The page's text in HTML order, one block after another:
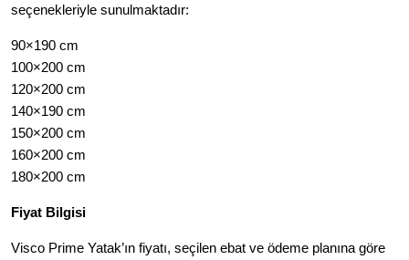
seçenekleriyle sunulmaktadır:
90×190 cm
100×200 cm
120×200 cm
140×190 cm
150×200 cm
160×200 cm
180×200 cm
Fiyat Bilgisi
Visco Prime Yatak’ın fiyatı, seçilen ebat ve ödeme planına göre